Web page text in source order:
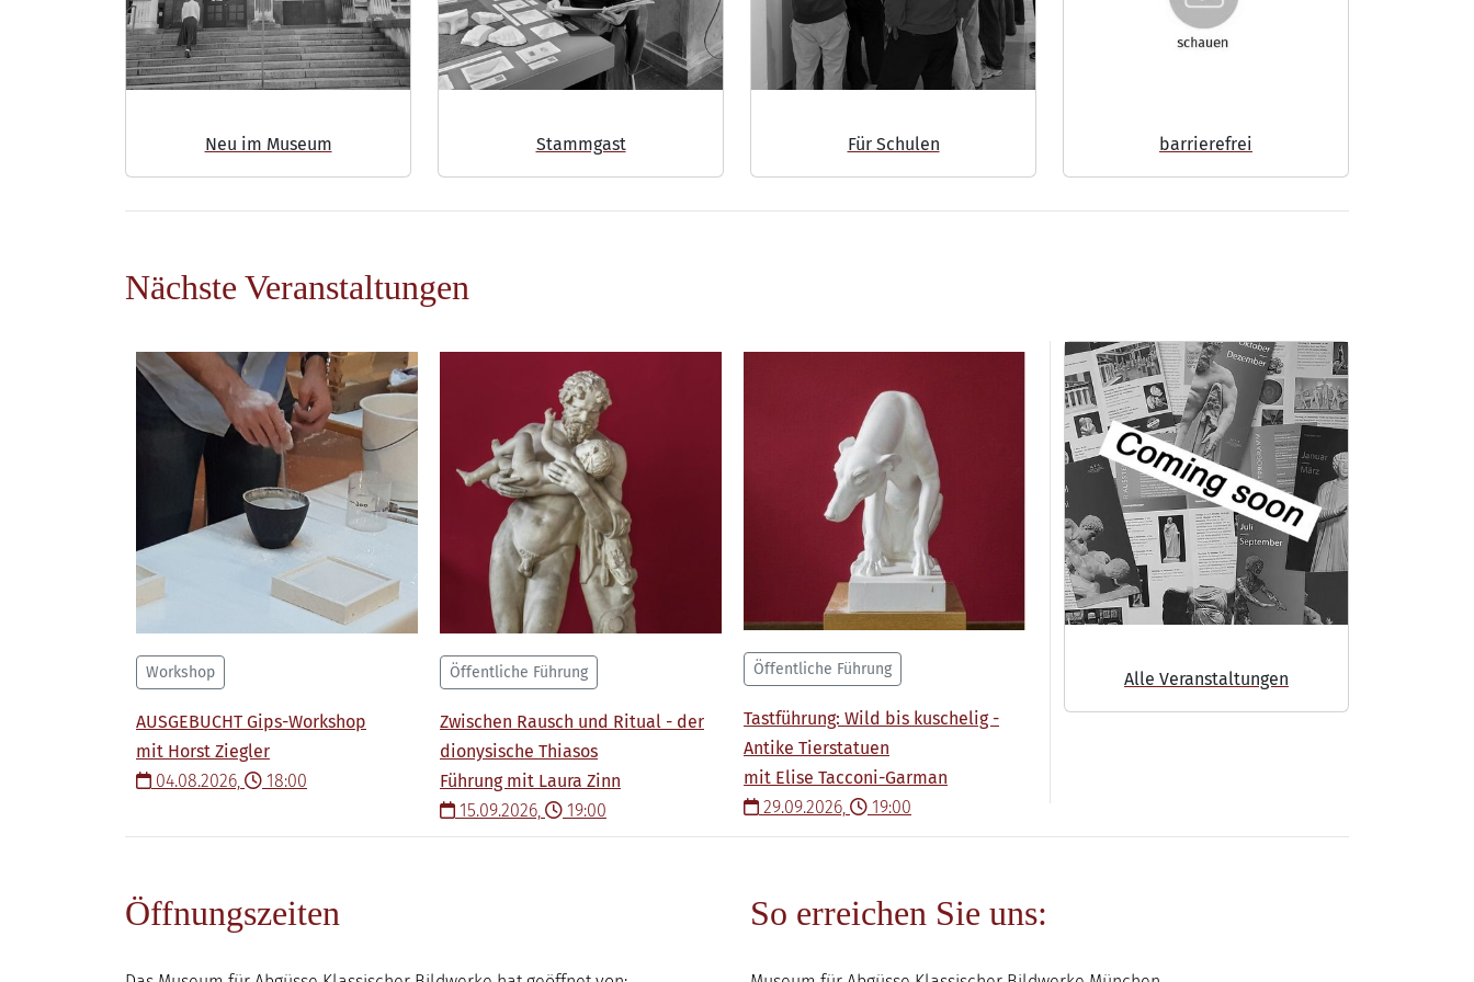
Neu im Museum Stammgast Für Schulen barrierefrei
Nächste Veranstaltungen
Workshop
AUSGEBUCHT Gips-Workshop
mit Horst Ziegler
04.08.2026,
18:00
Öffentliche Führung
Zwischen Rausch und Ritual - der
dionysische Thiasos
Führung mit Laura Zinn
15.09.2026,
19:00
Öffentliche Führung
Tastführung: Wild bis kuschelig -
Antike Tierstatuen
mit Elise Tacconi-Garman
29.09.2026,
19:00
Alle Veranstaltungen
Öffnungszeiten So erreichen Sie uns: